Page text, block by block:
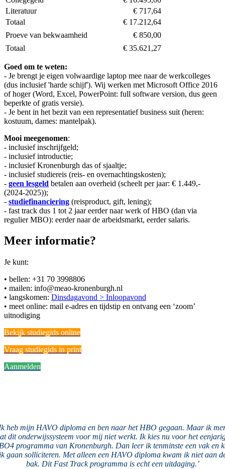
Literatuur
€ 717,64
Totaal
€ 17.212,64
Proeve van bekwaamheid
€ 850,00
Totaal
€ 35.621,27
Goed om te weten:
- Je brengt je eigen volwaardige laptop mee naar de werkcolleges
(dus inclusief 'harde schijf'). Wij werken met Microsoft Office 2016
of hoger (Word, Excel, PowerPoint: full software version, dus geen
beperkte of gratis versie).
- Je bent in het bezit van een representatief business suit (heren:
kostuum, dames: mantelpak).
Mooi meegenomen:
- inclusief inschrijfgeld;
- inclusief introductie;
- inclusief Kronenburgh das of sjaaltje;
- inclusief studiereis (reis- en overnachtingskosten);
- geen lesgeld betalen aan overheid (scheelt per jaar: € 1.449,-
(2024-2025));
- studiefinanciering (reisproduct, gift, lening);
- fast track dus 1 tot 2 jaar eerder naar werk of HBO (dan via
regulier MBO): eerder naar de arbeidsmarkt, eerder salaris.
Meer informatie?
Je kunt:
• bellen: +31 70 3998806
• mailen: info@meao-kronenburgh.nl
• langskomen: Dinsdagavond > Inloopavond
• meet online: mail e-adres en tijdstip en ontvang een ‘zoom’
uitnodiging
Bekijk studiegids online
Vraag studiegids in print
Aanmelden
heb mijn HAVO diploma en ben naar het HBO gegaan. Maar ik
dit onderwijssysteem voor mij niet werkt. Ik kies nu voor het
programma van Kronenburgh. Dan leer ik tenminste een vak en
gaan solliciteren. Met alleen een HAVO diploma kwam ik niet aan
bak. Dit Fast Track programma is echt een uitdaging.’